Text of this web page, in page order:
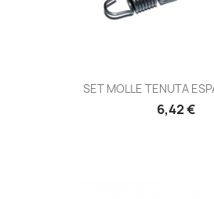
SET MOLLE TENUTA
6,42 €